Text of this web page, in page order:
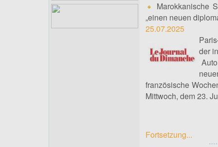
Marokkanische
„einen neuen
25.07.2025
der
französische
Mittwoch, dem 23.
Fortsetzung...